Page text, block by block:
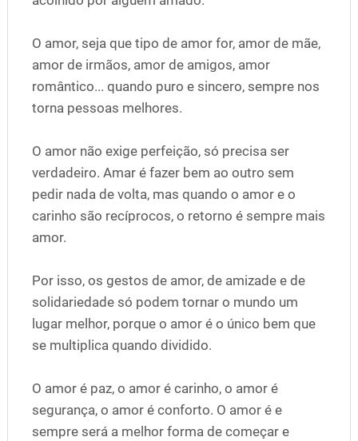
O amor, seja que tipo de amor for, amor de mãe,
amor de irmãos, amor de amigos, amor
romântico... quando puro e sincero, sempre nos
torna pessoas melhores.
O amor não exige perfeição, só precisa ser
verdadeiro. Amar é fazer bem ao outro sem
pedir nada de volta, mas quando o amor e o
carinho são recíprocos, o retorno é sempre mais
amor.
Por isso, os gestos de amor, de amizade e de
solidariedade só podem tornar o mundo um
lugar melhor, porque o amor é o único bem que
se multiplica quando dividido.
O amor é paz, o amor é carinho, o amor é
segurança, o amor é conforto. O amor é e
sempre será a melhor forma de começar e